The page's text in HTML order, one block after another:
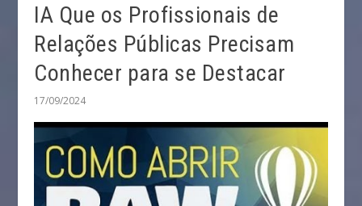
IA Que os Profissionais de
Relações Públicas Precisam
Conhecer para se Destacar
17/09/2024